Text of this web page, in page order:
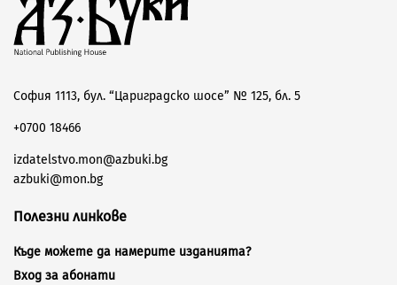
София 1113, бул. “Цариградско шосе” № 125, бл. 5
+0700 18466
izdatelstvo.mon@azbuki.bg
azbuki@mon.bg
Полезни линкове
Къде можете да намерите изданията?
Вход за абонати